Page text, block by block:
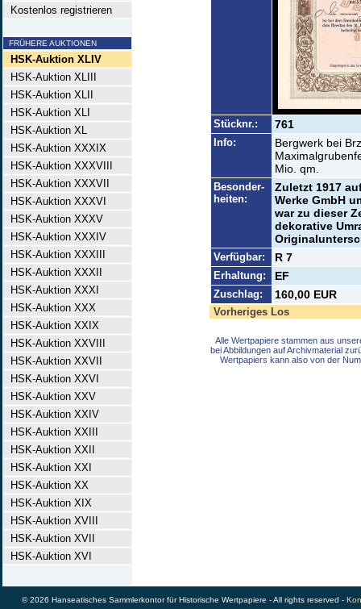
Kostenlos registrieren
FRÜHERE AUKTIONEN
HSK-Auktion XLIV
HSK-Auktion XLIII
HSK-Auktion XLII
HSK-Auktion XLI
HSK-Auktion XL
HSK-Auktion XXXIX
HSK-Auktion XXXVIII
HSK-Auktion XXXVII
HSK-Auktion XXXVI
HSK-Auktion XXXV
HSK-Auktion XXXIV
HSK-Auktion XXXIII
HSK-Auktion XXXII
HSK-Auktion XXXI
HSK-Auktion XXX
HSK-Auktion XXIX
HSK-Auktion XXVIII
HSK-Auktion XXVII
HSK-Auktion XXVI
HSK-Auktion XXV
HSK-Auktion XXIV
HSK-Auktion XXIII
HSK-Auktion XXII
HSK-Auktion XXI
HSK-Auktion XX
HSK-Auktion XIX
HSK-Auktion XVIII
HSK-Auktion XVII
HSK-Auktion XVI
Stücknr.: 761
Info:
Bergwerk bei
Mio. qm.
Besonder-
heiten:
Zuletzt 1917
Werke GmbH
war zu dieser
dekorative
Verfügbar: R 7
Erhaltung: EF
Zuschlag: 160,00 EUR
Vorheriges Los
Alle Wertpapiere stammen aus
bei Abbildungen auf Archivmaterial
Wertpapiers kann also von der
© 2026 Hanseatisches Sammlerkontor für Historische Wertpapiere - All rights reserved -